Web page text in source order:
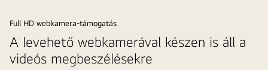
Full HD webkamera-támogatás
A levehető webkamerával készen is áll a
videós megbeszélésekre